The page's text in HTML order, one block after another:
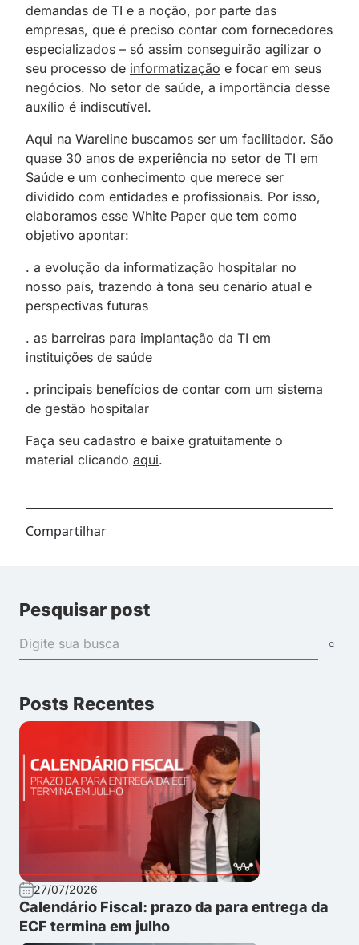
demandas de TI e a noção, por parte das
empresas, que é preciso contar com fornecedores
especializados – só assim conseguirão agilizar o
seu processo de informatização e focar em seus
negócios. No setor de saúde, a importância desse
auxílio é indiscutível.
Aqui na Wareline buscamos ser um facilitador. São
quase 30 anos de experiência no setor de TI em
Saúde e um conhecimento que merece ser
dividido com entidades e profissionais. Por isso,
elaboramos esse White Paper que tem como
objetivo apontar:
. a evolução da informatização hospitalar no
nosso país, trazendo à tona seu cenário atual e
perspectivas futuras
. as barreiras para implantação da TI em
instituições de saúde
. principais benefícios de contar com um sistema
de gestão hospitalar
Faça seu cadastro e baixe gratuitamente o
material clicando aqui.
Compartilhar
Pesquisar post
Posts Recentes
27/07/2026
Calendário Fiscal: prazo da para entrega da
ECF termina em julho